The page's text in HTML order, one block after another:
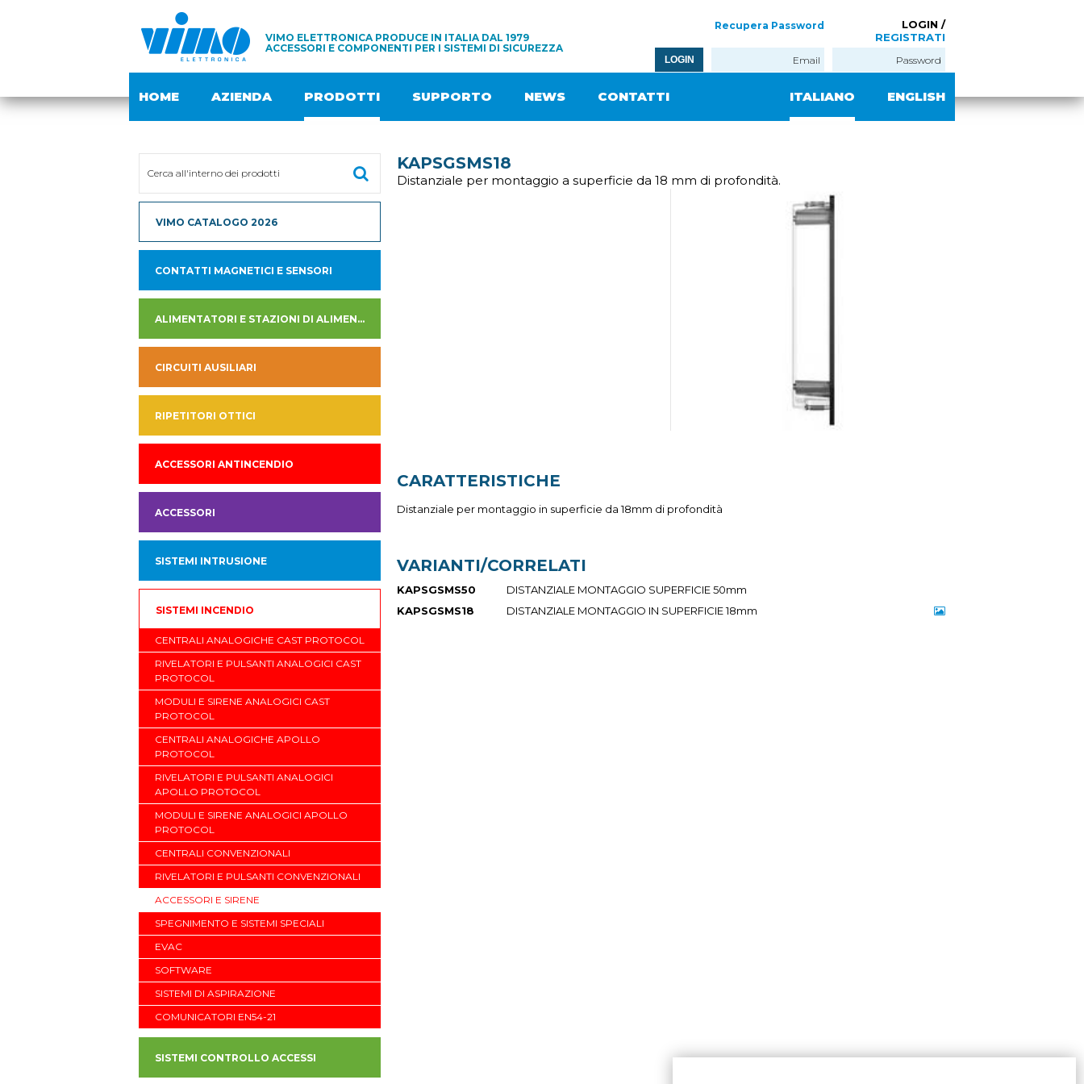
VIMO ELETTRONICA PRODUCE IN ITALIA DAL 1979
ACCESSORI E COMPONENTI PER I SISTEMI DI SICUREZZA
LOGIN /
REGISTRATI
Recupera Password
LOGIN
HOME AZIENDA PRODOTTI SUPPORTO NEWS CONTATTI ENGLISH
ITALIANO
VIMO CATALOGO 2026
CONTATTI MAGNETICI E SENSORI
ALIMENTATORI E STAZIONI DI ALIMENTAZIONE
CIRCUITI AUSILIARI
RIPETITORI OTTICI
ACCESSORI ANTINCENDIO
ACCESSORI
SISTEMI INTRUSIONE
SISTEMI INCENDIO
CENTRALI ANALOGICHE CAST PROTOCOL
RIVELATORI E PULSANTI ANALOGICI CAST
PROTOCOL
MODULI E SIRENE ANALOGICI CAST
PROTOCOL
CENTRALI ANALOGICHE APOLLO
PROTOCOL
RIVELATORI E PULSANTI ANALOGICI
APOLLO PROTOCOL
MODULI E SIRENE ANALOGICI APOLLO
PROTOCOL
CENTRALI CONVENZIONALI
RIVELATORI E PULSANTI CONVENZIONALI
ACCESSORI E SIRENE
SPEGNIMENTO E SISTEMI SPECIALI
EVAC
SOFTWARE
SISTEMI DI ASPIRAZIONE
COMUNICATORI EN54-21
SISTEMI CONTROLLO ACCESSI
KAPSGSMS18
Distanziale per montaggio a superficie da 18 mm di profondità.
CARATTERISTICHE
Distanziale per montaggio in superficie da 18mm di profondità
VARIANTI/CORRELATI
KAPSGSMS50
DISTANZIALE MONTAGGIO SUPERFICIE 50mm
KAPSGSMS18
DISTANZIALE MONTAGGIO IN SUPERFICIE 18mm